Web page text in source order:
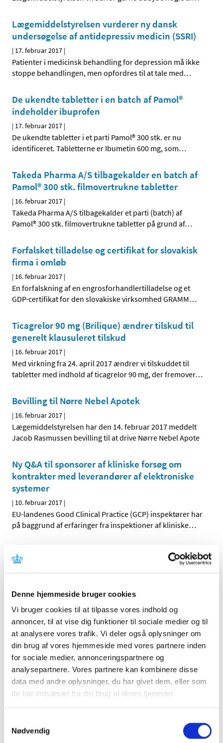
Denne hjemmeside bruger cookies
Vi bruger cookies til at tilpasse vores indhold og
annoncer, til at vise dig funktioner til sociale medier og til
at analysere vores trafik. Vi deler også oplysninger om
din brug af vores hjemmeside med vores partnere inden
for sociale medier, annonceringspartnere og
analysepartnere. Vores partnere kan kombinere disse
data med andre oplysninger, du har givet dem, eller som
de har indsamlet fra din brug af deres tjenester.
Nødvendig
Lægemiddelstyrelsen vurderer ny dansk
undersøgelse af antidepressiv medicin (SSRI)
| 17. februar 2017 |
Patienter i medicinsk behandling for depression må ikke
stoppe behandlingen, men opfordres til at tale med…
De ukendte tabletter i en batch af Pamol®
indeholder ibuprofen
| 17. februar 2017 |
De ukendte tabletter i et parti Pamol® 300 stk. er nu
identificeret. Tabletterne er Ibumetin 600 mg, som…
Takeda Pharma A/S tilbagekalder en batch af
Pamol® 300 stk. filmovertrukne tabletter
| 16. februar 2017 |
Takeda Pharma A/S tilbagekalder et parti (batch) af
Pamol® 300 stk. filmovertrukne tabletter på grund af…
Forfalsket tilladelse og certifikat for slovakisk
firma i omløb
| 16. februar 2017 |
En forfalskning af en engrosforhandlertilladelse og et
GDP-certifikat for den slovakiske virksomhed GRAMM…
Ticagrelor 90 mg (Brilique) ændrer tilskud til
generelt klausuleret tilskud
| 16. februar 2017 |
Med virkning fra 24. april 2017 ændrer vi tilskuddet til
tabletter med indhold af ticagrelor 90 mg, der fremover…
Bevilling til Nørre Nebel Apotek
| 16. februar 2017 |
Lægemiddelstyrelsen har den 14. februar 2017 meddelt
Jacob Rasmussen bevilling til at drive Nørre Nebel Apote
Ny Q&A til sponsorer af kliniske forsøg om
kontrakter med leverandører af elektroniske
systemer
| 10. februar 2017 |
EU-landenes Good Clinical Practice (GCP) inspektører har
på baggrund af erfaringer fra inspektioner af kliniske…
Danmark går efter at få EMA til København
|8. februar 2017
Qtern® får generelt klausuleret tilskud
7. februar 2017
Lægemiddelstyrelsen har besluttet, at Qtern® med
virkning fra den 13. februar 2017 skal have generelt
Opdatering af nyhed vedr. Europharma DK
|2. februar 2017|